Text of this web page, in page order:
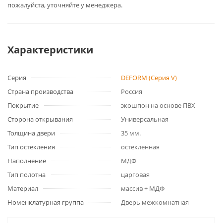
пожалуйста, уточняйте у менеджера.
Характеристики
Серия
DEFORM (Серия V)
Страна производства
Россия
Покрытие
экошпон на основе ПВХ
Сторона открывания
Универсальная
Толщина двери
35 мм.
Тип остекления
остекленная
Наполнение
МДФ
Тип полотна
царговая
Материал
массив + МДФ
Номенклатурная группа
Дверь межкомнатная